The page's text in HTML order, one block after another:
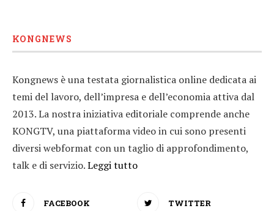
KONGNEWS
Kongnews è una testata giornalistica online dedicata ai
temi del lavoro, dell’impresa e dell’economia attiva dal
2013. La nostra iniziativa editoriale comprende anche
KONGTV, una piattaforma video in cui sono presenti
diversi webformat con un taglio di approfondimento,
talk e di servizio.Leggi tutto
FACEBOOK TWITTER